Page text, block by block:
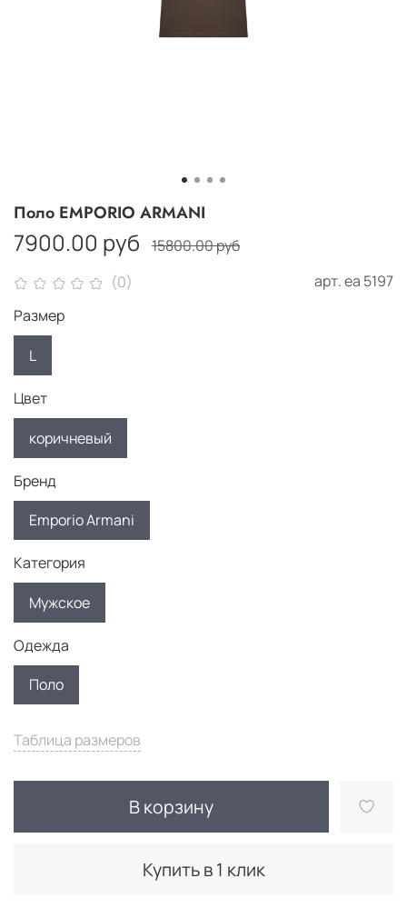
(0) арт.ea 5197
Поло EMPORIO ARMANI
7900.00 руб 15800.00 руб
Таблица размеров
В корзину
Купить в 1 клик
Размер
L
Цвет
коричневый
Бренд
Emporio Armani
Категория
Мужское
Одежда
Поло